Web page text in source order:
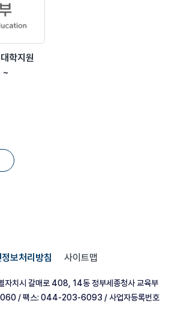
학지원
~
보처리방침 사이트맵
자치시 갈매로 408, 14동 정부세종청사 교육부
/ 팩스: 044-203-6093 / 사업자등록번호